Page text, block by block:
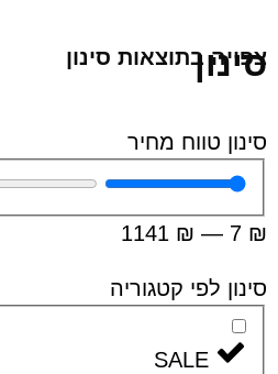
בתוצאות סינון
טווח מחיר
—
₪
1141
לפי קטגוריה
SALE